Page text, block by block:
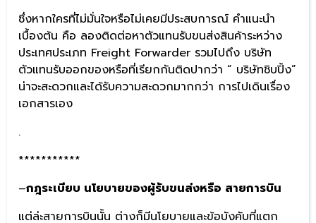
ซึ่งหากใครที่ไม่มั่นใจหรือไม่เคยมีประสบการณ์ คำแนะนำ
เบื้องต้น คือ ลองติดต่อหาตัวแทนรับขนส่งสินค้าระหว่าง
ประเทศประเภท Freight Forwarder รวมไปถึง บริษัท
ตัวแทนรับออกของหรือที่เรียกกันติดปากว่า “ บริษัทชิบปิ้ง”
น่าจะสะดวกและได้รับความสะดวกมากกว่า การไปเดินเรื่อง
เอกสารเอง
.
***********
–กฎระเบียบ นโยบายของผู้รับขนส่งหรือ สายการบิน
แต่ล่ะสายการบินนั้น ต่างก็มีนโยบายและข้อบังคับที่แตก